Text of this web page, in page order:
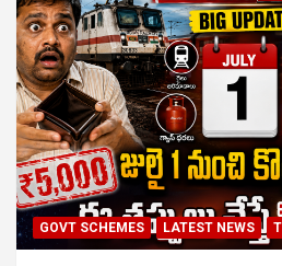
GOVT SCHEMES LATEST NEWS